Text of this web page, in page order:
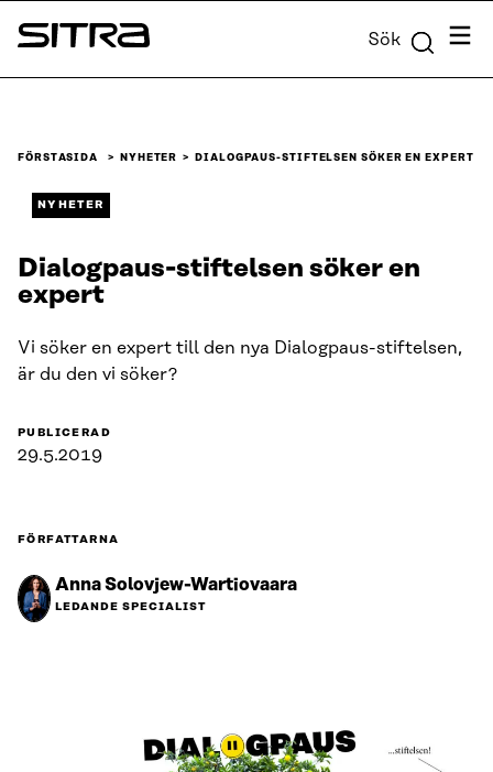
Skip to
content
Sitra Sök Meny
FÖRSTASIDA NYHETER DIALOGPAUS-STIFTELSEN SÖKER EN EXPERT
NYHETER
Dialogpaus-stiftelsen söker en
expert
Vi söker en expert till den nya Dialogpaus-stiftelsen,
är du den vi söker?
PUBLICERAD
29.5.2019
FÖRFATTARNA
Anna Solovjew-Wartiovaara
LEDANDE SPECIALIST